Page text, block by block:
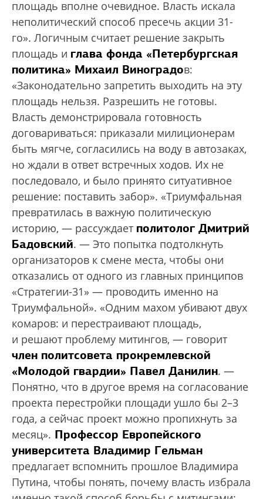
площадь вполне очевидное. Власть искала
неполитический способ пресечь акции 31-
го». Логичным считает решение закрыть
площадь и глава фонда «Петербургская
политика» Михаил Виноградов:
«Законодательно запретить выходить на эту
площадь нельзя. Разрешить не готовы.
Власть демонстрировала готовность
договариваться: приказали милиционерам
быть мягче, согласились на воду в автозаках,
но ждали в ответ встречных ходов. Их не
последовало, и было принято ситуативное
решение: поставить забор». «Триумфальная
превратилась в важную политическую
историю, — рассуждает политолог Дмитрий
Бадовский. — Это попытка подтолкнуть
организаторов к смене места, чтобы они
отказались от одного из главных принципов
«Стратегии-31» — проводить именно на
Триумфальной». «Одним махом убивают двух
комаров: и перестраивают площадь,
и решают проблему митингов, — говорит
член политсовета прокремлевской
«Молодой гвардии» Павел Данилин. —
Понятно, что в другое время на согласование
проекта перестройки площади ушло бы 2–3
года, а сейчас проект можно пропихнуть за
месяц». Профессор Европейского
университета Владимир Гельман
предлагает вспомнить прошлое Владимира
Путина, чтобы понять, почему власть избрала